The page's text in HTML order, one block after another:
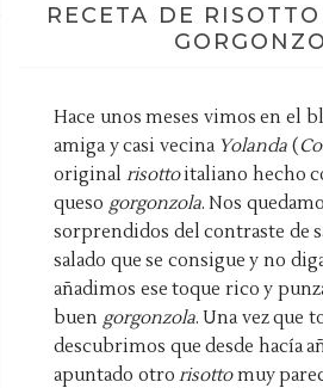
RECETA DE
Hace unos meses vimos en el
amiga y casi vecina Yolanda (
original risottoitaliano hecho
queso gorgonzola. Nos
sorprendidos del contraste de
salado que se consigue y no
añadimos ese toque rico y
buen gorgonzola. Una vez que
descubrimos que desde hacía
apuntado otrorisottomuy